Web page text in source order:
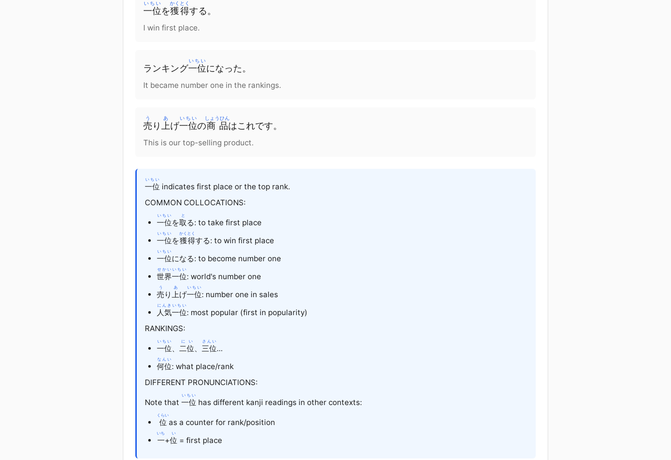
一位
いちい
を獲得
かくとく
する。
I win first place.
ランキング一位
いちい
になった。
It became number one in the rankings.
売
う
り 上
あ
げ一位
いちい
の商品
しょうひん
はこれです。
This is our top-selling product.
一位
いちい
indicates first place or the top rank.
COMMON COLLOCATIONS:
一位
いちい
を取
と
る: to take first place
一位
いちい
を獲得
かくとく
する: to win first place
一位
いちい
になる: to become number one
世界
せかい
一位
いちい
: world's number one
売
う
り上
あ
げ一位
いちい
: number one in sales
人気
にんき
一位
いちい
: most popular (first in popularity)
RANKINGS:
一位
いちい
、 二位
にい
、 三位
さんい
...
何位
なんい
: what place/rank
DIFFERENT PRONUNCIATIONS:
Note that 一位
いちい
has different kanji readings in other contexts:
位
くらい
as a counter for rank/position
一
いち
+位
い
= first place